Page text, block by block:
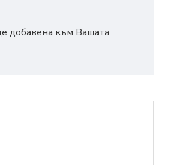
добавена към Вашата